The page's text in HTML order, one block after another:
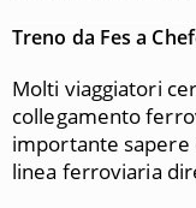
Treno da Fes a
Molti viaggiatori
collegamento
importante sapere
linea ferroviaria